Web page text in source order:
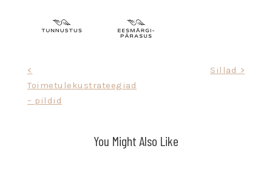
<
Toimetulekustrateegiad
– pildid
Sillad >
You Might Also Like